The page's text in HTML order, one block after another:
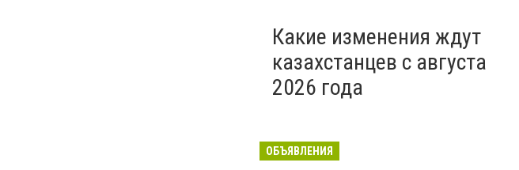
Какие изменения ждут
казахстанцев с августа
2026 года
ОБЪЯВЛЕНИЯ